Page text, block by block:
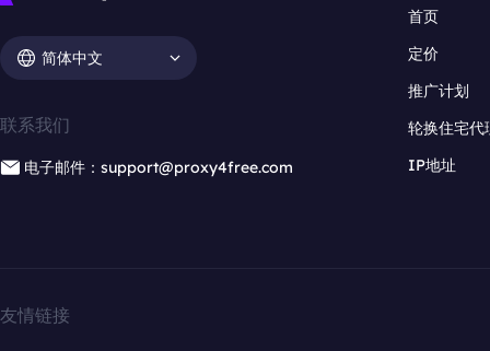
简体中文
联系我们
电子邮件：support@proxy4free.com
首页
定价
推广计划
轮换住宅代
IP地址
友情链接